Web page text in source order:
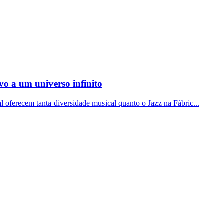
a um universo infinito
tanta diversidade musical quanto o Jazz na Fábric...